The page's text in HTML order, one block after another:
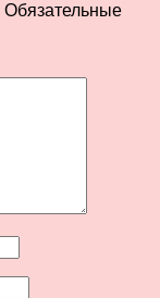
Обязательные